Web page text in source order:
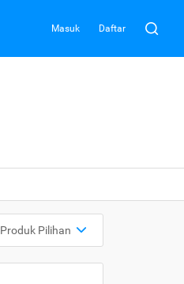
Masuk Daftar
Produk Pilihan